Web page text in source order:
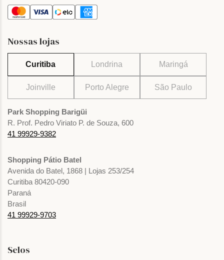
Nossas lojas
Curitiba Londrina Maringá
Joinville Porto Alegre São Paulo
Park Shopping Barigüi
R. Prof. Pedro Viriato P. de Souza, 600
41 99929-9382
Shopping Pátio Batel
Avenida do Batel, 1868 | Lojas 253/254
Curitiba 80420-090
Paraná
Brasil
41 99929-9703
Selos